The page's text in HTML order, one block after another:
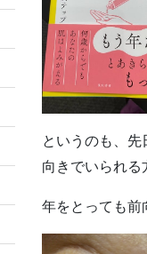
というのも、
向きでいられる
年をとっても前